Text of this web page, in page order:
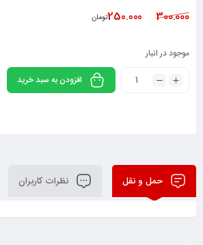
300.000
250.000تومان
موجود در انبار
افزودن به سبد خرید
حمل و نقل نظرات کاربران